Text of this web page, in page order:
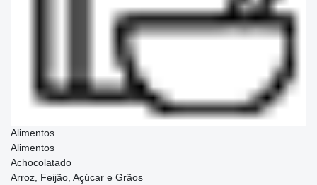
Alimentos
Alimentos
Achocolatado
Arroz, Feijão, Açúcar e Grãos